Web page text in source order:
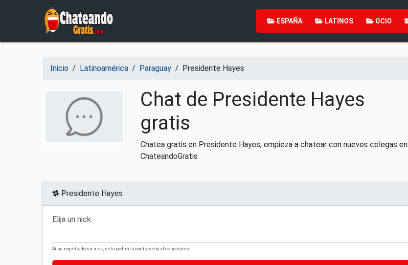
Salir del contenido
ESPAÑA LATINOS OCIO
Inicio / Latinoamérica / Paraguay / Presidente Hayes
Chat de Presidente Hayes
gratis
Chatea gratis en Presidente Hayes, empieza a chatear con nuevos colegas en
ChateandoGratis
Presidente Hayes
Elija un nick:
Si ha registrado su nick, se le pedirá la contraseña al conectarse.